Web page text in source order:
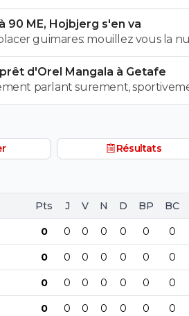
90 ME, Hojbjerg s'en va
guimares: mouillez vous la
d'Orel Mangala à Getafe
parlant surement,
bien pire
Résultats
Pts J V N D BP BC
0 0 0 0 0 0 0
0 0 0 0 0 0 0
0 0 0 0 0 0 0
0 0 0 0 0 0 0